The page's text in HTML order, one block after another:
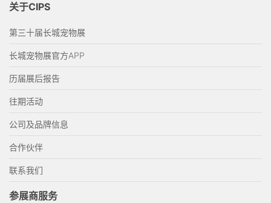
关于CIPS
第三十届长城宠物展
长城宠物展官方APP
历届展后报告
往期活动
公司及品牌信息
合作伙伴
联系我们
参展商服务